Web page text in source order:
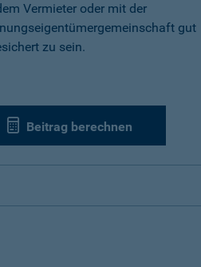
Vermieter oder mit der
gut
zu sein.
Beitrag berechnen